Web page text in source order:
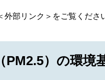
外部リンク＞ をご覧くださ
PM2.5）の環境